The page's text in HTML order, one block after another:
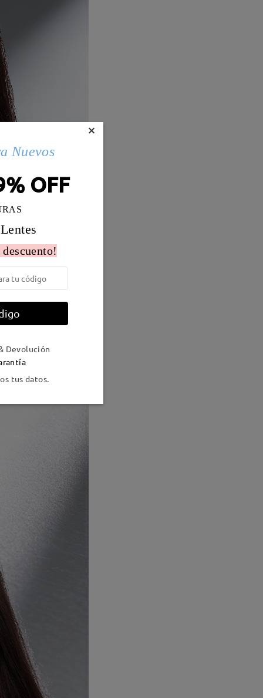
×
Nuevos
OFF
Devolución
tus datos.